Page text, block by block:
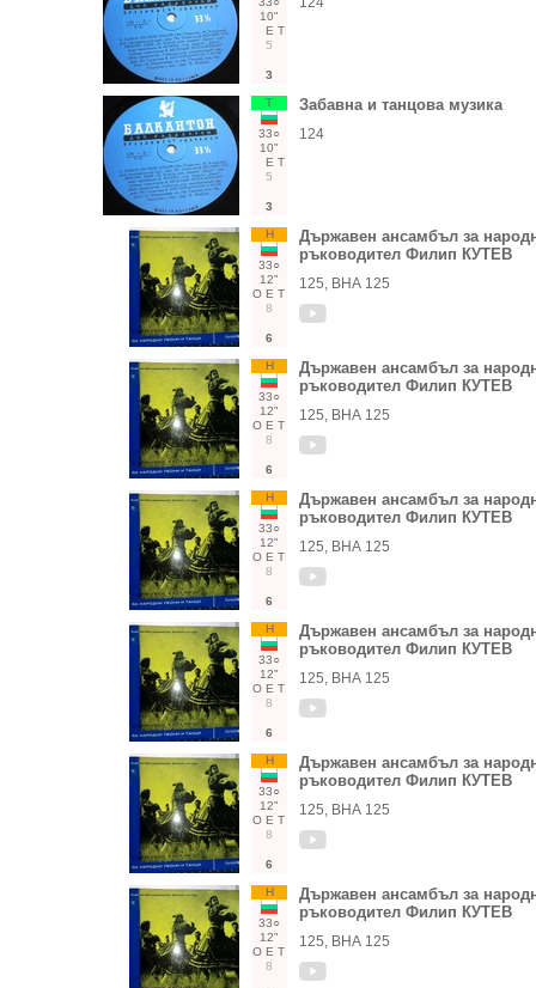
10"
Е Т
5
3
Т
33○
10"
Е Т
5
3
Забавна и танцова музика
124
Н
33○
12"
О Е Т
8
6
Държавен ансамбъл за
ръководител Филип КУТЕВ
125, ВНА 125
Н
33○
12"
О Е Т
8
6
Държавен ансамбъл за
ръководител Филип КУТЕВ
125, ВНА 125
Н
33○
12"
О Е Т
8
6
Държавен ансамбъл за
ръководител Филип КУТЕВ
125, ВНА 125
Н
33○
12"
О Е Т
8
6
Държавен ансамбъл за
ръководител Филип КУТЕВ
125, ВНА 125
Н
33○
12"
О Е Т
8
6
Държавен ансамбъл за
ръководител Филип КУТЕВ
125, ВНА 125
Н
33○
12"
О Е Т
8
Държавен ансамбъл за
ръководител Филип КУТЕВ
125, ВНА 125